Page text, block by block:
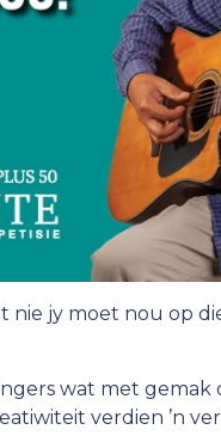
nie jy moet nou op
wat met gemak
verdien ’n